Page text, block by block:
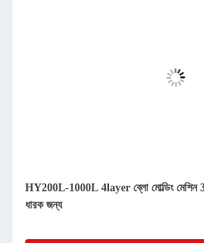
HY200L-1000L 4layer ব্লো মোল্ডিং মেশিন
ধারক জন্য